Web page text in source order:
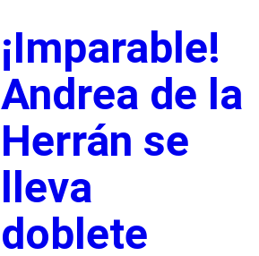
¡Imparable!
Andrea de la
Herrán se
lleva
doblete